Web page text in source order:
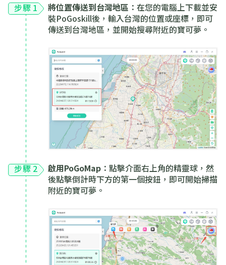
步驟 1 將位置傳送到台灣地區 ：在您的電腦上下載並安
裝PoGoskill後，輸入台灣的位置或座標，即可
傳送到台灣地區，並開始搜尋附近的寶可夢。
步驟 2 啟用PoGoMap ：點擊介面右上角的精靈球，然
後點擊倒計時下方的第一個按鈕，即可開始掃描
附近的寶可夢。